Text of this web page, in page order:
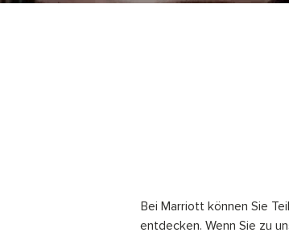
Bei Marriott können Sie
entdecken. Wenn Sie zu